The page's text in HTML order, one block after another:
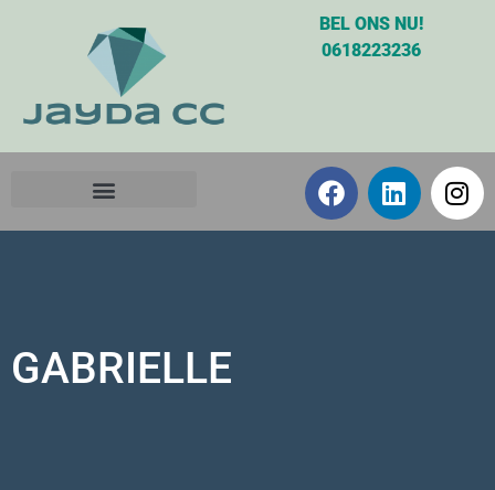
BEL ONS NU!
0618223236
GABRIELLE